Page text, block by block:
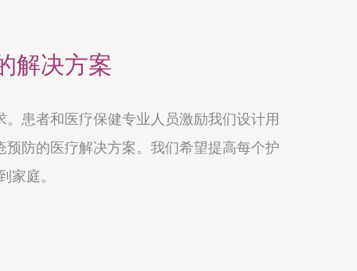
解决方案
患者和医疗保健专业人员激励我们设计用
预防的医疗解决方案。我们希望提高每个护
家庭。